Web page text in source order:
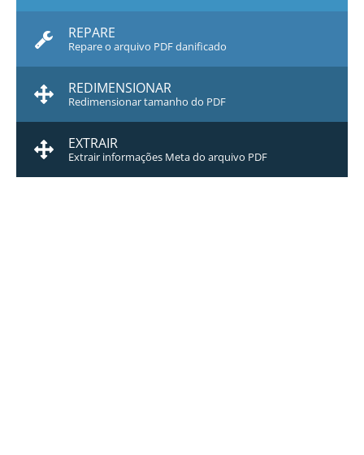
REPARE
Repare o arquivo PDF danificado
REDIMENSIONAR
Redimensionar tamanho do PDF
EXTRAIR
Extrair informações Meta do arquivo PDF